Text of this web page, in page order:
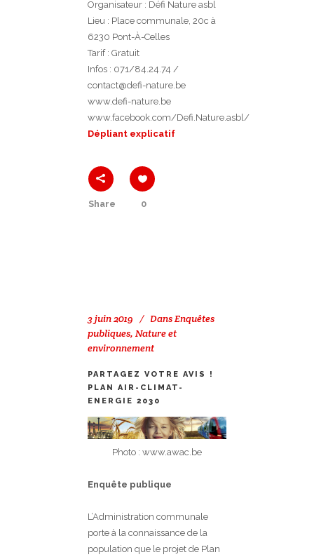
Organisateur : Défi Nature asbl
Lieu : Place communale, 20c à
6230 Pont-À-Celles
Tarif : Gratuit
Infos : 071/84.24.74 /
contact@defi-nature.be
www.defi-nature.be
www.facebook.com/Defi.Nature.asbl/
Dépliant explicatif
Share 0
3 juin 2019 DansEnquêtes
publiques, Nature et
environnement
PARTAGEZ VOTRE AVIS !
PLAN AIR-CLIMAT-
ENERGIE 2030
Photo : www.awac.be
Enquête publique
L’Administration communale
porte à la connaissance de la
population que le projet de Plan